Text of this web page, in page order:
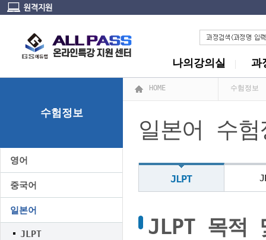
나의강의실 과
수험정보
영어
중국어
일본어
JLPT
HOME 수험정보
일본어 수
JLPT
JLPT 목적